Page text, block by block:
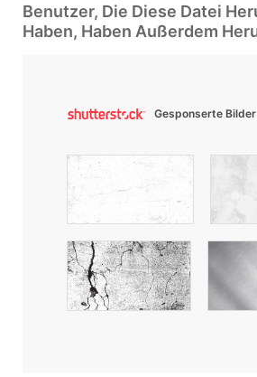
Benutzer, Die Diese Datei
Haben, Haben Außerdem
Gesponserte Bilder